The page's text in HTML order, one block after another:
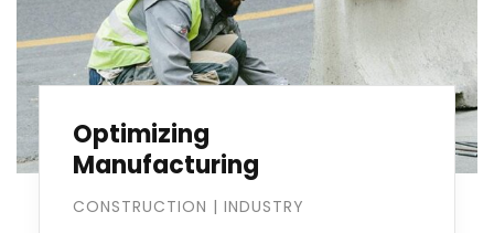
Optimizing
Manufacturing
CONSTRUCTION | INDUSTRY